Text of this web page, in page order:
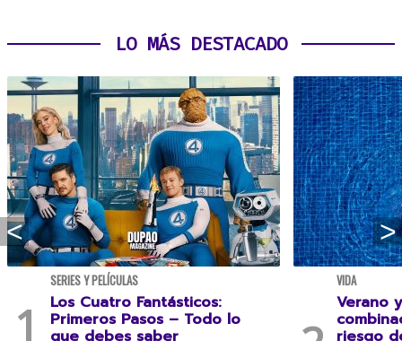
LO MÁS DESTACADO
SERIES Y PELÍCULAS
Los Cuatro Fantásticos:
Primeros Pasos – Todo lo
que debes saber
VIDA
Verano
riesgo